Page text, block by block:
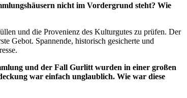
nicht im Vordergrund steht? Wie
und die Provenienz des Kulturgutes zu prüfen. Der
Gebot. Spannende, historisch gesicherte und
und der Fall Gurlitt wurden in einer großen
war einfach unglaublich. Wie war diese